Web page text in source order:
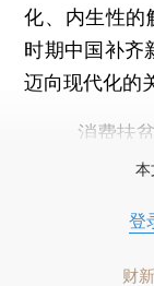
化、内生性的
时期中国补齐
迈向现代化的
消费扶
本
登
财